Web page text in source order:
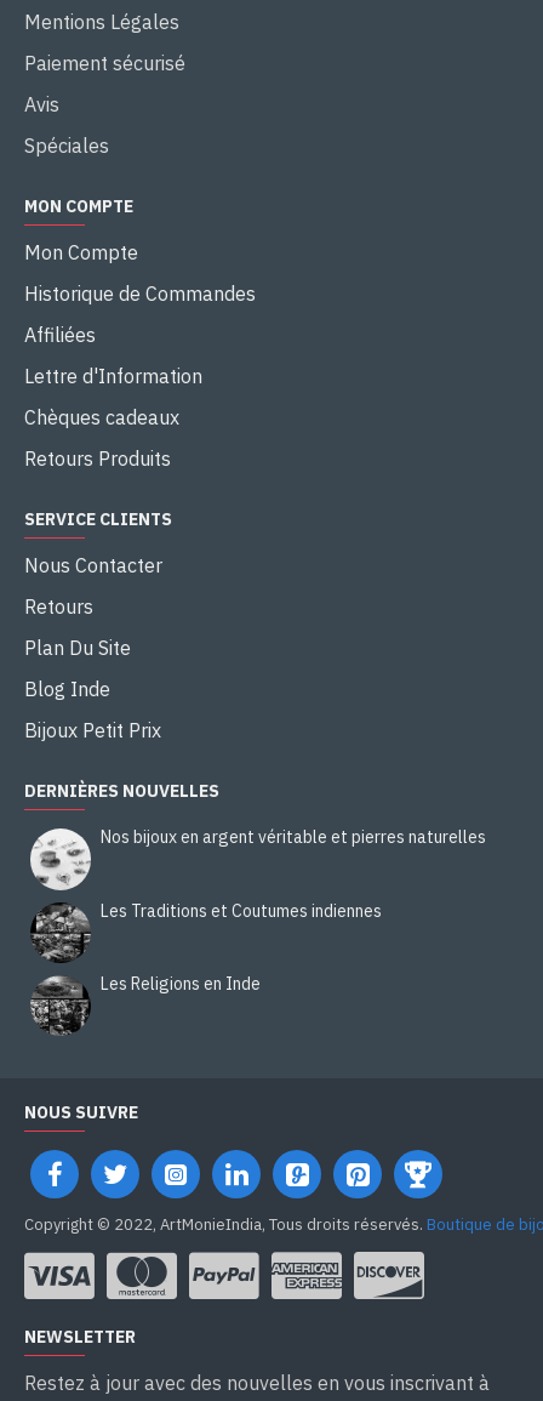
Mentions Légales
Paiement sécurisé
Avis
Spéciales
MON COMPTE
Mon Compte
Historique de Commandes
Affiliées
Lettre d'Information
Chèques cadeaux
Retours Produits
SERVICE CLIENTS
Nous Contacter
Retours
Plan Du Site
Blog Inde
Bijoux Petit Prix
DERNIÈRES NOUVELLES
Nos bijoux en argent véritable et pierres naturelles
Les Traditions et Coutumes indiennes
Les Religions en Inde
NOUS SUIVRE
Copyright © 2022, ArtMonieIndia, Tous droits réservés. Boutique de
NEWSLETTER
Restez à jour avec des nouvelles en vous inscrivant à